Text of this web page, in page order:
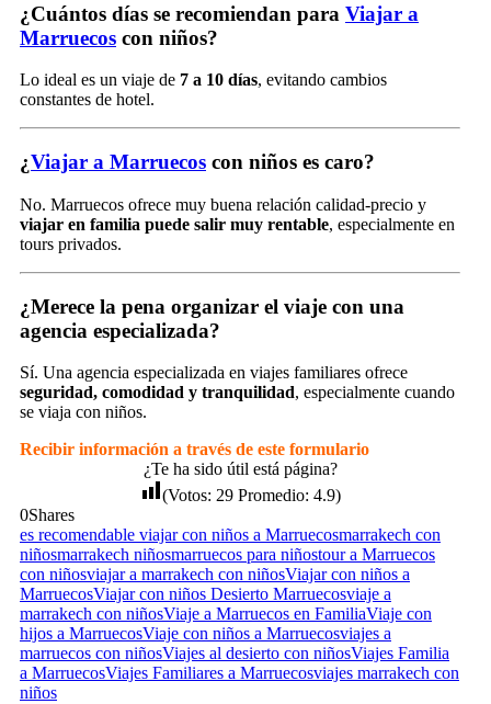
¿Cuántos días se recomiendan para Viajar a
Marruecos con niños?
Lo ideal es un viaje de 7 a 10 días, evitando cambios
constantes de hotel.
¿Viajar a Marruecos con niños es caro?
No. Marruecos ofrece muy buena relación calidad-precio y
viajar en familia puede salir muy rentable, especialmente en
tours privados.
¿Merece la pena organizar el viaje con una
agencia especializada?
Sí. Una agencia especializada en viajes familiares ofrece
seguridad, comodidad y tranquilidad, especialmente cuando
se viaja con niños.
Recibir información a través de este formulario
¿Te ha sido útil está página?
(Votos: 29Promedio: 4.9)
0Shares
es recomendable viajar con niños a Marruecosmarrakech con
niñosmarrakech niñosmarruecos para niñostour a Marruecos
con niñosviajar a marrakech con niñosViajar con niños a
MarruecosViajar con niños Desierto Marruecosviaje a
marrakech con niñosViaje a Marruecos en FamiliaViaje con
hijos a MarruecosViaje con niños a Marruecosviajes a
marruecos con niñosViajes al desierto con niñosViajes Familia
a MarruecosViajes Familiares a Marruecosviajes marrakech con
niños